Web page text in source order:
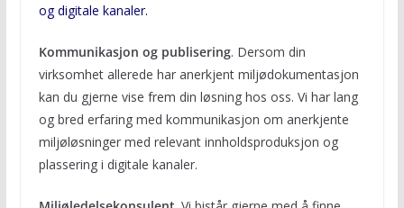
og digitale kanaler.
Kommunikasjon og publisering. Dersom din
virksomhet allerede har anerkjent miljødokumentasjon
kan du gjerne vise frem din løsning hos oss. Vi har lang
og bred erfaring med kommunikasjon om anerkjente
miljøløsninger med relevant innholdsproduksjon og
plassering i digitale kanaler.